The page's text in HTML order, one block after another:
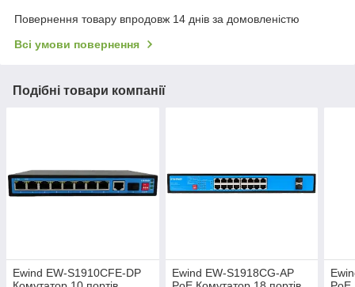
Повернення товару впродовж 14 днів за домовленістю
Всі умови повернення
Подібні товари компанії
Ewind EW-S1910CFE-DP
Ewind EW-S1918CG-AP